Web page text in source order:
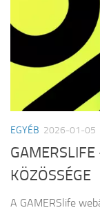
EGYÉB 2026-01-05
GAMERSLIFE
KÖZÖSSÉGE
A GAMERSlife